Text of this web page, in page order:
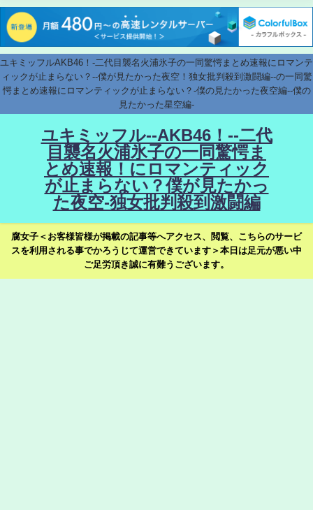
ユキミッフルAKB46！-二代目襲名火浦氷子の一同驚愕まとめ速報にロマンテ
ィックが止まらない？--僕が見たかった夜空！独女批判殺到激闘編--の一同驚
愕まとめ速報にロマンティックが止まらない？-僕の見たかった夜空編--僕の
見たかった星空編-
ユキミッフル--AKB46！--二代
目襲名火浦氷子の一同驚愕ま
とめ速報！にロマンティック
が止まらない？僕が見たかっ
た夜空-独女批判殺到激闘編
腐女子＜お客様皆様が掲載の記事等へアクセス、閲覧、こちらのサービ
スを利用される事でかろうじて運営できています＞本日は足元が悪い中
ご足労頂き誠に有難うございます。